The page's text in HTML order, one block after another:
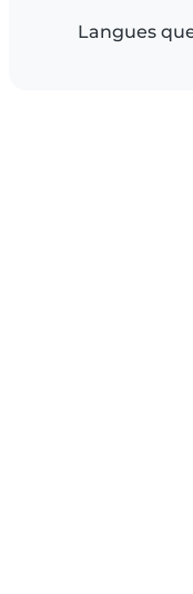
Langues